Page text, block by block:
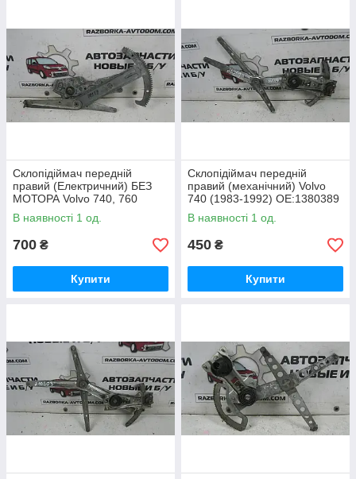
Склопідіймач передній
правий (Електричний) БЕЗ
МОТОРА Volvo 740, 760
(1983-1992) OE:3503521
В наявності 1 од.
700 ₴
Купити
Склопідіймач передній
правий (механічний) Volvo
740 (1983-1992) OE:1380389
В наявності 1 од.
450 ₴
Купити